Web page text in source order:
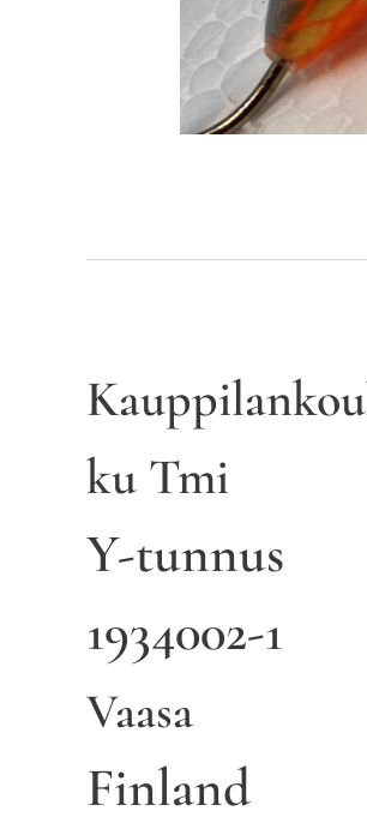
ku Tmi
Y-tunnus
1934002-1
Vaasa
Finland